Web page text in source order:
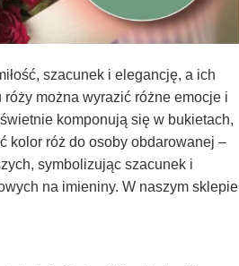
szacunek i elegancję, a ich
można wyrazić różne emocje i
komponują się w bukietach,
kolor róż do osoby obdarowanej –
symbolizując szacunek i
na imieniny. W naszym sklepie